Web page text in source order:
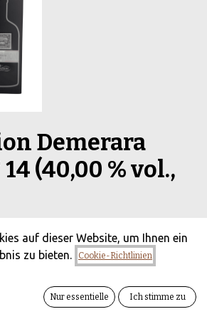
Demerara
(40,00 % vol.,
Solera N° 14 ist ein
komplexen Solera-Verfahren
Gewürzen die dunkle und kräftige
auf dieser Website, um Ihnen ein
zu bieten.
Cookie-Richtlinien
Nur essentielle Ich stimme zu